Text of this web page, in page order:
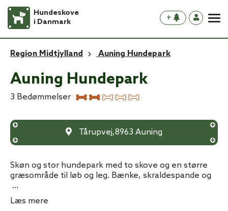
Hundeskove
i Danmark
+
Region Midtjylland Auning Hundepark
Auning Hundepark
3 Bedømmelser
Tårupvej,8963 Auning
Skøn og stor hundepark med to skove og en større
græsområde til løb og leg. Bænke, skraldespande og
...
Læs mere